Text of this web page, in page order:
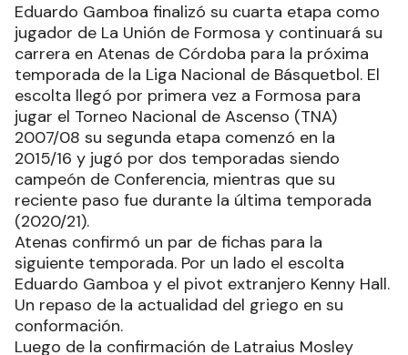
Eduardo Gamboa finalizó su cuarta etapa como
jugador de La Unión de Formosa y continuará su
carrera en Atenas de Córdoba para la próxima
temporada de la Liga Nacional de Básquetbol. El
escolta llegó por primera vez a Formosa para
jugar el Torneo Nacional de Ascenso (TNA)
2007/08 su segunda etapa comenzó en la
2015/16 y jugó por dos temporadas siendo
campeón de Conferencia, mientras que su
reciente paso fue durante la última temporada
(2020/21).
Atenas confirmó un par de fichas para la
siguiente temporada. Por un lado el escolta
Eduardo Gamboa y el pivot extranjero Kenny Hall.
Un repaso de la actualidad del griego en su
conformación.
Luego de la confirmación de Latraius Mosley